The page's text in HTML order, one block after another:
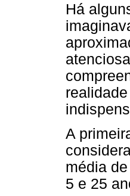
Há
A
média
5 e 25